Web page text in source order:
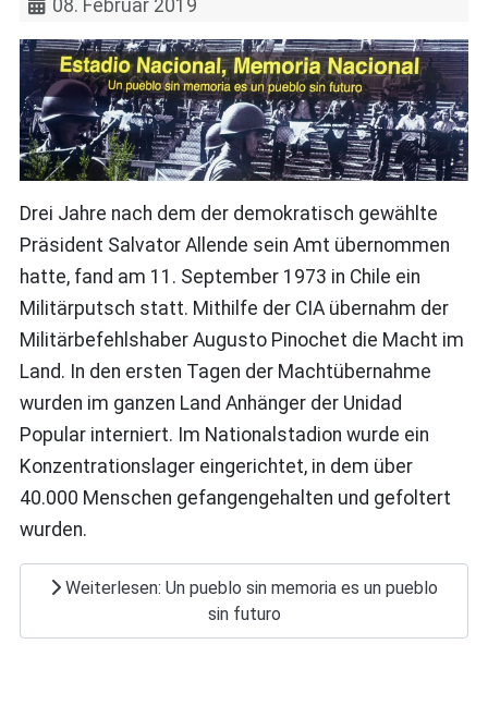
08. Februar 2019
Drei Jahre nach dem der demokratisch gewählte
Präsident Salvator Allende sein Amt übernommen
hatte, fand am 11. September 1973 in Chile ein
Militärputsch statt. Mithilfe der CIA übernahm der
Militärbefehlshaber Augusto Pinochet die Macht im
Land. In den ersten Tagen der Machtübernahme
wurden im ganzen Land Anhänger der Unidad
Popular interniert. Im Nationalstadion wurde ein
Konzentrationslager eingerichtet, in dem über
40.000 Menschen gefangengehalten und gefoltert
wurden.
Weiterlesen: Un pueblo sin memoria es un pueblo
sin futuro